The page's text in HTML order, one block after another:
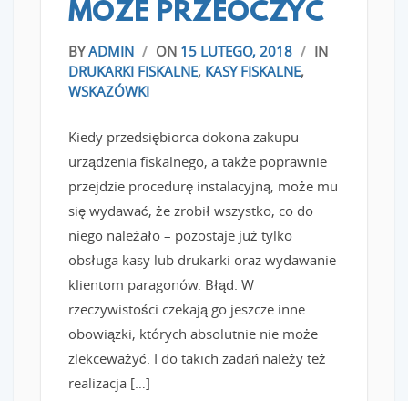
MOŻE PRZEOCZYĆ
BYADMIN / ON 15 LUTEGO, 2018 / IN
DRUKARKI FISKALNE, KASY FISKALNE,
WSKAZÓWKI
Kiedy przedsiębiorca dokona zakupu
urządzenia fiskalnego, a także poprawnie
przejdzie procedurę instalacyjną, może mu
się wydawać, że zrobił wszystko, co do
niego należało – pozostaje już tylko
obsługa kasy lub drukarki oraz wydawanie
klientom paragonów. Błąd. W
rzeczywistości czekają go jeszcze inne
obowiązki, których absolutnie nie może
zlekceważyć. I do takich zadań należy też
realizacja […]